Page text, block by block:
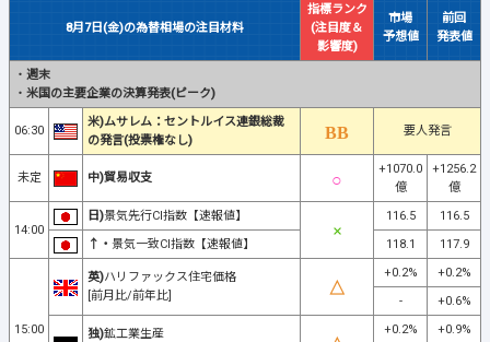
8月7日(金)の為替相場の注目材料
指標ランク
(注目度＆
影響度)
市場
予想値
前回
発表値
・ 週末
・ 米国の主要企業の決算発表(ピーク)
06:30
米)ムサレム：セントルイス連銀総裁
の発言(投票権なし)
要人発言
未定 中)貿易収支
+1070.0
億
+1256.2
億
14:00
日)景気先行CI指数【速報値】 116.5
116.5
↑・ 景気一致CI指数【速報値】 118.1 117.9
15:00
英)ハリファックス住宅価格
[前月比/前年比]
+0.2%
+0.2%
-
+0.6%
独)鉱工業生産
+0.2%
+0.9%